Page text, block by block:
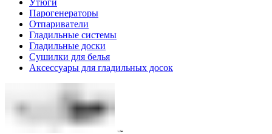
Парогенераторы
Отпариватели
Гладильные системы
Гладильные доски
Сушилки для белья
Аксессуары для гладильных досок